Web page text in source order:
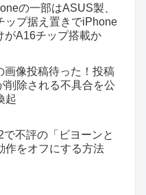
の一部はASUS製、
ップ据え置きでiPhone
がA16チップ搭載か
画像投稿待った！投稿
削除される不具合を公
起
で不評の「ビヨーンと
作をオフにする方法